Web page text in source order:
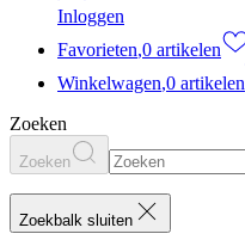
Inloggen
Favorieten,0 artikelen
Winkelwagen,0 artikelen
Zoeken
Zoeken
Zoekbalk sluiten